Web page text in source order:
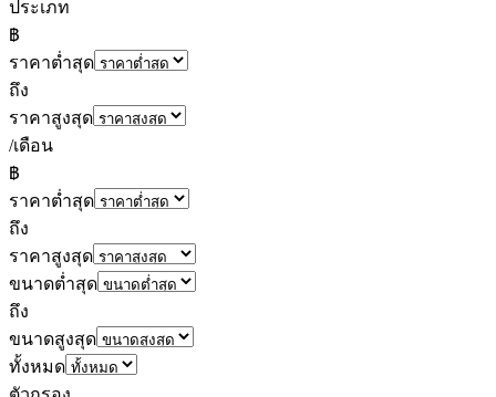
ประเภท
฿
ราคาต่ำสุด
ถึง
ราคาสูงสุด
/เดือน
฿
ราคาต่ำสุด
ถึง
ราคาสูงสุด
ขนาดต่ำสุด
ถึง
ขนาดสูงสุด
ทั้งหมด